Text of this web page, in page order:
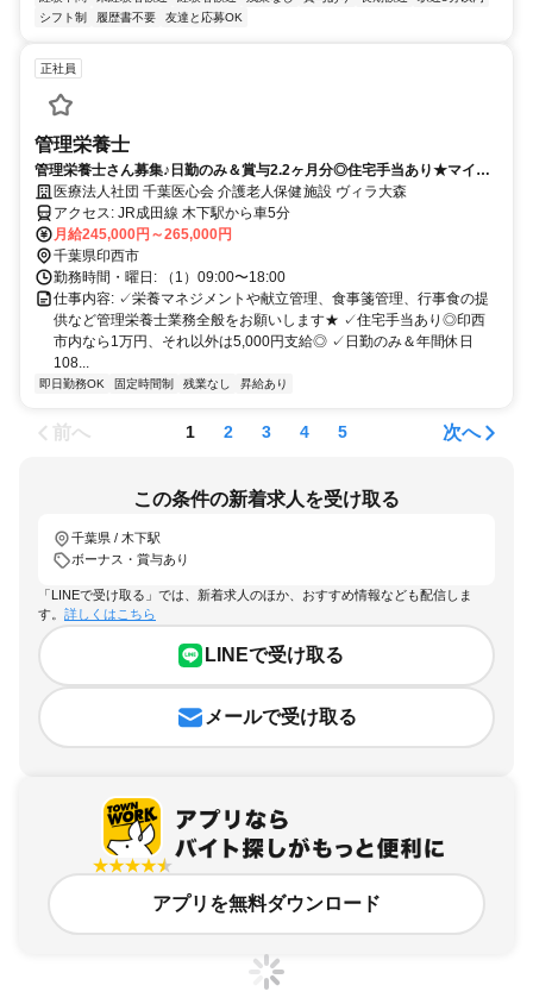
シフト制
履歴書不要 友達と応募OK
正社員
管理栄養士
管理栄養士さん募集♪日勤のみ＆賞与2.2ヶ月分◎住宅手当あり★マイカ
ー通勤OK＆無料駐車場完備☆彡働きやすい老健でのお仕事です☆
医療法人社団 千葉医心会 介護老人保健施設 ヴィラ大森
アクセス: JR成田線 木下駅から車5分
月給245,000円～265,000円
千葉県印西市
勤務時間・曜日: （1）09:00〜18:00
仕事内容: ✓栄養マネジメントや献立管理、食事箋管理、行事食の提
供など管理栄養士業務全般をお願いします★ ✓住宅手当あり◎印西
市内なら1万円、それ以外は5,000円支給◎ ✓日勤のみ＆年間休日
108...
即日勤務OK 固定時間制 残業なし 昇給あり
前へ 1 2 3 4 5 次へ
この条件の新着求人を受け取る
千葉県 / 木下駅
ボーナス・賞与あり
「LINEで受け取る」では、新着求人のほか、おすすめ情報なども配信しま
す。 詳しくはこちら
LINEで受け取る
メールで受け取る
アプリを無料ダウンロード